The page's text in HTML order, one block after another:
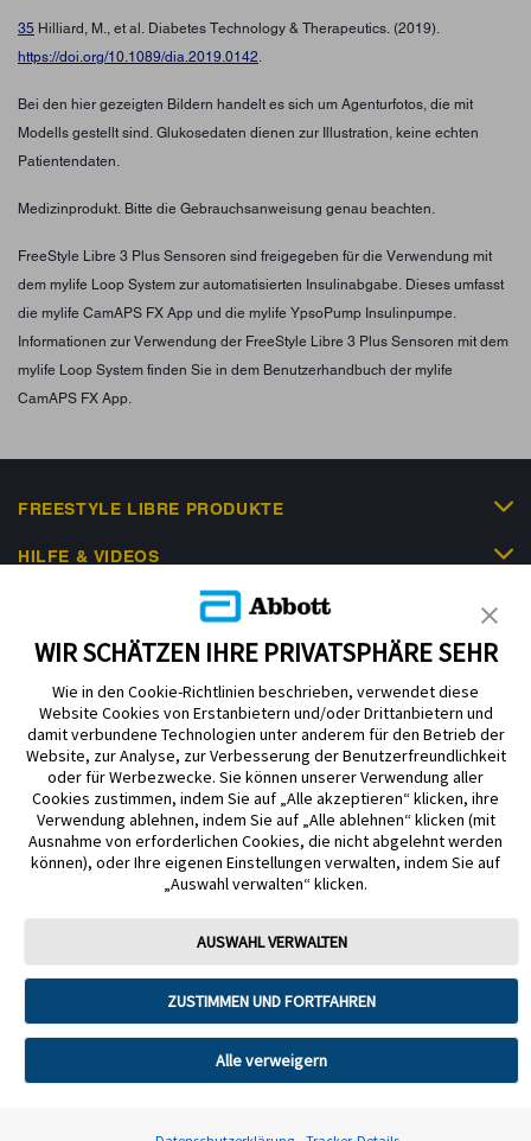
35 Hilliard, M., et al. Diabetes Technology & Therapeutics. (2019).
https://doi.org/10.1089/dia.2019.0142.
Bei den hier gezeigten Bildern handelt es sich um Agenturfotos, die mit
Modells gestellt sind. Glukosedaten dienen zur Illustration, keine echten
Patientendaten.
Medizinprodukt. Bitte die Gebrauchsanweisung genau beachten.
FreeStyle Libre 3 Plus Sensoren sind freigegeben für die Verwendung mit
dem mylife Loop System zur automatisierten Insulinabgabe. Dieses umfasst
die mylife CamAPS FX App und die mylife YpsoPump Insulinpumpe.
Informationen zur Verwendung der FreeStyle Libre 3 Plus Sensoren mit dem
mylife Loop System finden Sie in dem Benutzerhandbuch der mylife
CamAPS FX App.
FREESTYLE LIBRE PRODUKTE
HILFE & VIDEOS
Impressum Nutzungsbedingungen
Datenschutzerklärung
Cookie Richtlinie
Barrierefreiheitserklärung
Mitteilung zur Datenverordnung
Cookie-Präferenzen
Copyright © 2026 Abbott. Alle Rechte vorbehalten. Libre, das
Schmetterlingslogo, die Form und das Erscheinungsbild des Sensors, die
ausgewählten Ländern.
Care, die Tandem Logos, Control-IQ, Control-IQ+, t:slim X2, t:slim, Tandem
t:slim Mobile App und Tandem Source sind eingetragene Marken oder
WIR SCHÄTZEN IHRE PRIVATSPHÄRE SEHR
Wie in den Cookie-Richtlinien beschrieben, verwendet diese
Website Cookies von Erstanbietern und/oder Drittanbietern und
damit verbundene Technologien unter anderem für den Betrieb der
Website, zur Analyse, zur Verbesserung der Benutzerfreundlichkeit
oder für Werbezwecke. Sie können unserer Verwendung aller
Cookies zustimmen, indem Sie auf „Alle akzeptieren“ klicken, ihre
Verwendung ablehnen, indem Sie auf „Alle ablehnen“ klicken (mit
Ausnahme von erforderlichen Cookies, die nicht abgelehnt werden
können), oder Ihre eigenen Einstellungen verwalten, indem Sie auf
„Auswahl verwalten“ klicken.
AUSWAHL VERWALTEN
ZUSTIMMEN UND FORTFAHREN
Alle verweigern